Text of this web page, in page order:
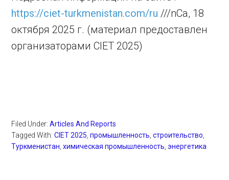
https://ciet-turkmenistan.com/ru ///nCa, 18
октября 2025 г. (материал предоставлен
организаторами CIET 2025)
Filed Under:Articles And Reports
Tagged With:CIET 2025 ,промышленность ,строительство
Туркменистан ,химическая промышленность ,энергетика